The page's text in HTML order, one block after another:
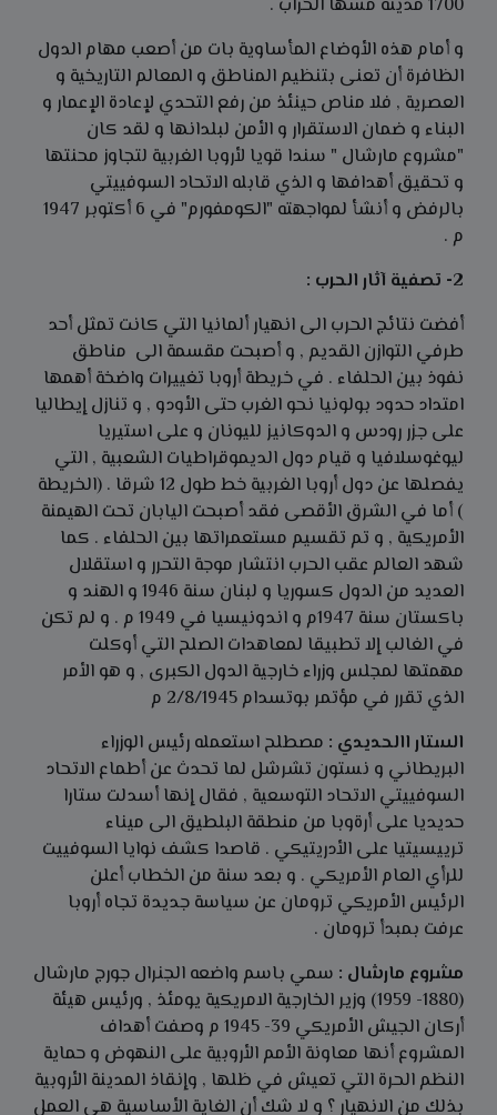
1700 مدينة مسها الخراب .
و أمام هذه الأوضاع المأساوية بات من أصعب مهام الدول
الظافرة أن تعنى بتنظيم المناطق و المعالم التاريخية و
العصرية , فلا مناص حينئذ من رفع التحدي لإعادة الإعمار و
البناء و ضمان الاستقرار و الأمن لبلدانها و لقد كان
"مشروع مارشال " سندا قويا لأروبا الغربية لتجاوز محنتها
و تحقيق أهدافها و الذي قابله الاتحاد السوفييتي
بالرفض و أنشأ لمواجهته "الكومفورم" في 6 أكتوبر 1947
م .
2- تصفية آثار الحرب :
أفضت نتائج الحرب الى انهيار ألمانيا التي كانت تمثل أحد
طرفي التوازن القديم , و أصبحت مقسمة الى مناطق
نفوذ بين الحلفاء . في خريطة أروبا تغييرات واضخة أهمها
امتداد حدود بولونيا نحو الغرب حتى الأودو , و تنازل إيطاليا
على جزر رودس و الدوكانيز لليونان و على استيريا
ليوغوسلافيا و قيام دول الديموقراطيات الشعبية , التي
يفصلها عن دول أروبا الغربية خط طول 12 شرقا . (الخريطة
) أما في الشرق الأقصى فقد أصبحت اليابان تحت الهيمنة
الأمريكية , و تم تقسيم مستعمراتها بين الحلفاء . كما
شهد العالم عقب الحرب انتشار موجة التحرر و استقلال
العديد من الدول كسوريا و لبنان سنة 1946 و الهند و
باكستان سنة 1947م و اندونيسيا في 1949 م . و لم تكن
في الغالب إلا تطبيقا لمعاهدات الصلح التي أوكلت
مهمتها لمجلس وزراء خارجية الدول الكبرى , و هو الأمر
الذي تقرر في مؤتمر بوتسدام 2/8/1945 م
الستار االحديدي : مصطلح استعمله رئيس الوزراء
البريطاني و نستون تشرشل لما تحدث عن أطماع الاتحاد
السوفييتي الاتحاد التوسعية , فقال إنها أسدلت ستارا
حديديا على أرةوبا من منطقة البلطيق الى ميناء
ترييسيتيا على الأدريتيكي . قاصدا كشف نوايا السوفييت
للرأي العام الأمريكي . و بعد سنة من الخطاب أعلن
الرئيس الأمريكي ترومان عن سياسة جديدة تجاه أروبا
عرفت بمبدأ ترومان .
مشروع مارشال : سمي باسم واضعه الجنرال جورج مارشال
(1880- 1959) وزير الخارجية الامريكية يومئذ , ورئيس هيئة
أركان الجيش الأمريكي 39- 1945 م وصفت أهداف
المشروع أنها معاونة الأمم الأروبية على النهوض و حماية
النظم الحرة التي تعيش في ظلها , وإنقاذ المدينة الأروبية
بذلك من الانهيار ؟ و لا شك أن الغاية الأساسية هي العمل